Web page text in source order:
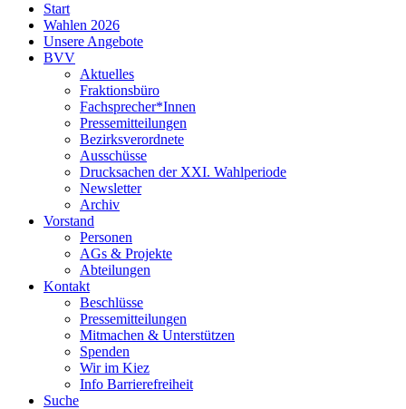
Neukölln
Start
Wahlen 2026
Unsere Angebote
BVV
Aktuelles
Fraktionsbüro
Fachsprecher*Innen
Pressemitteilungen
Bezirksverordnete
Ausschüsse
Drucksachen der XXI. Wahlperiode
Newsletter
Archiv
Vorstand
Personen
AGs & Projekte
Abteilungen
Kontakt
Beschlüsse
Pressemitteilungen
Mitmachen & Unterstützen
Spenden
Wir im Kiez
Info Barrierefreiheit
Suche